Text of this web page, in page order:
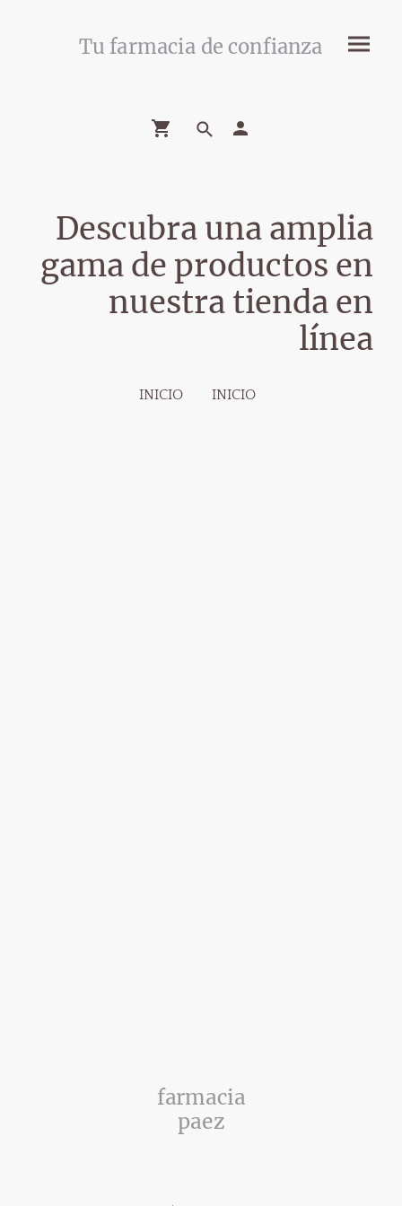
Tu farmacia de confianza
Descubra una amplia
gama de productos en
nuestra tienda en
línea
INICIO INICIO
farmacia
paez